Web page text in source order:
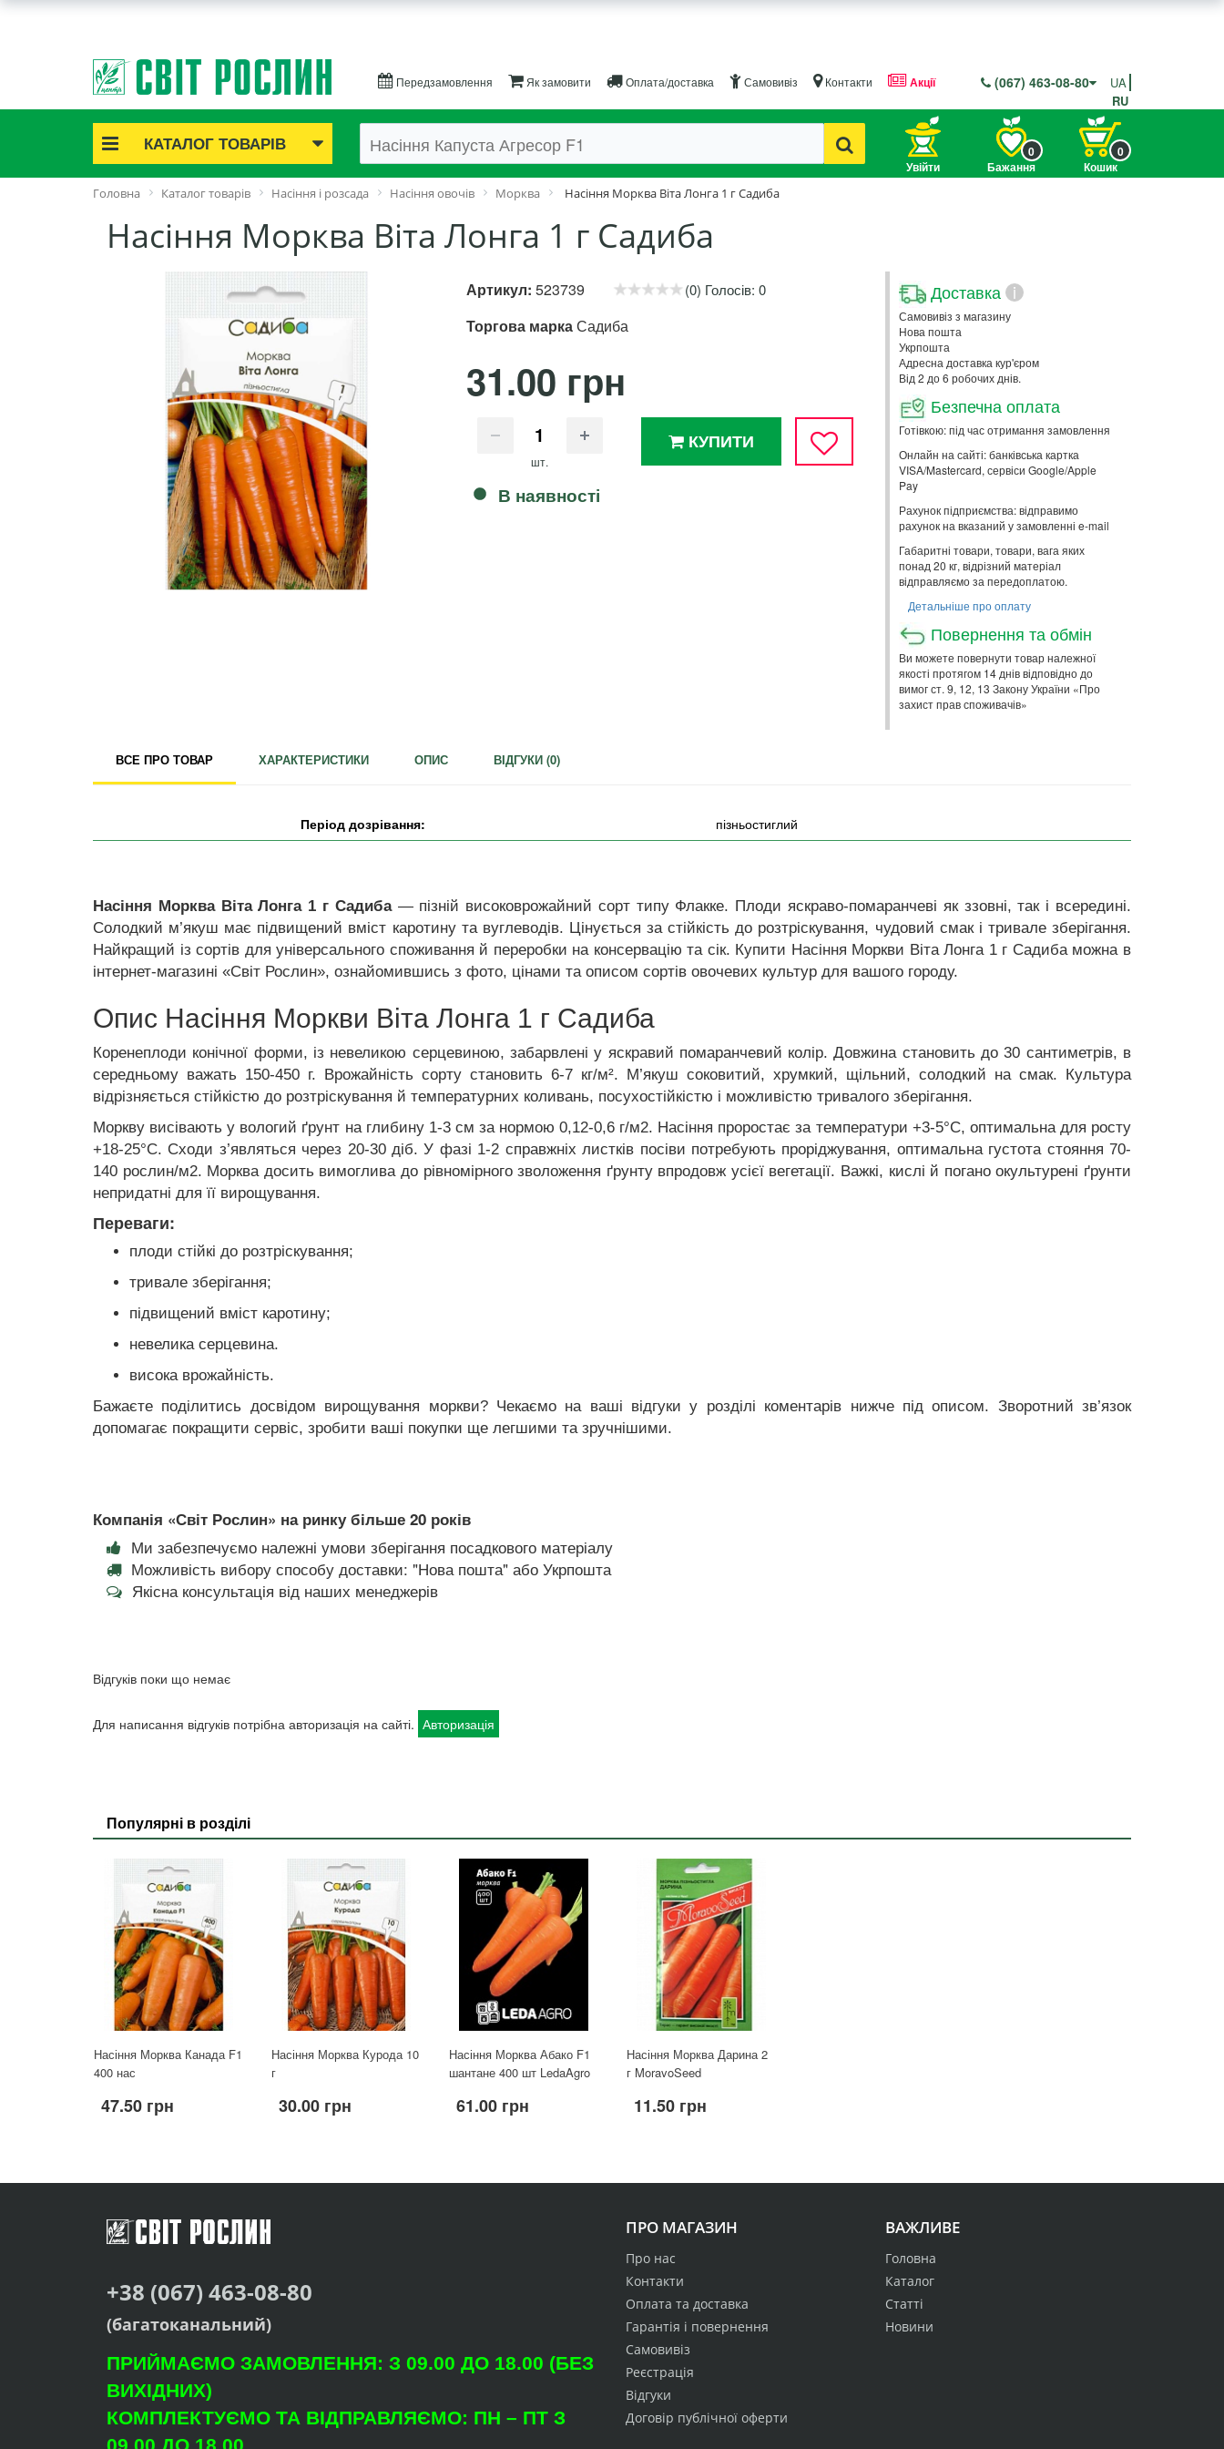
Передзамовлення Як замовити Оплата/доставка Самовивіз Контакти Акції (067) 463-08-80
UA
RU
КАТАЛОГ ТОВАРІВ
Акційні товари
Cаджанці троянд
Засоби захисту рослин
Добрива
Для кімнатних рослин
Для ландшафтного дизайну
Для поливу
Інструменти та інвентар
Виноробство
Бджільництво
Садові фігури
Увійти Бажання
0
Кошик
0
Головна Каталог товарів Насіння і розсада Насіння овочів Морква Насіння Морква Віта Лонга 1 г Садиба
Насіння Морква Віта Лонга 1 г Садиба
Артикул: 523739 (0) Голосів: 0
Торгова маркаСадиба
31.00 грн
шт.
КУПИТИ
В наявності
Доставка i
Самовивіз з магазину
Нова пошта
Укрпошта
Адресна доставка кур'єром
Від 2 до 6 робочих днів.
Безпечна оплата
Готівкою: під час отримання замовлення
Онлайн на сайті: банківська картка
VISA/Mastercard, сервіси Google/Apple
Pay
Рахунок підприємства: відправимо
рахунок на вказаний у замовленні e-mail
Габаритні товари, товари, вага яких
понад 20 кг, відрізний матеріал
відправляємо за передоплатою.
Детальніше про оплату
Повернення та обмін
Ви можете повернути товар належної
якості протягом 14 днів відповідно до
вимог ст. 9, 12, 13 Закону України «Про
захист прав споживачів»
ВСЕ ПРО ТОВАР ХАРАКТЕРИСТИКИ ОПИС ВІДГУКИ (0)
Період дозрівання: пізньостиглий
Насіння Морква Віта Лонга 1 г Садиба— пізній високоврожайний сорт типу Флакке. Плоди яскраво-помаранчеві як ззовні, так і всередині.
Солодкий м’якуш має підвищений вміст каротину та вуглеводів. Цінується за стійкість до розтріскування, чудовий смак і тривале зберігання.
Найкращий із сортів для універсального споживання й переробки на консервацію та сік. Купити Насіння Моркви Віта Лонга 1 г Садиба можна в
інтернет-магазині «Світ Рослин», ознайомившись з фото, цінами та описом сортів овочевих культур для вашого городу.
Опис Насіння Моркви Віта Лонга 1 г Садиба
Коренеплоди конічної форми, із невеликою серцевиною, забарвлені у яскравий помаранчевий колір. Довжина становить до 30 сантиметрів, в
середньому важать 150-450 г. Врожайність сорту становить 6-7 кг/м². М’якуш соковитий, хрумкий, щільний, солодкий на смак. Культура
відрізняється стійкістю до розтріскування й температурних коливань, посухостійкістю і можливістю тривалого зберігання.
Моркву висівають у вологий ґрунт на глибину 1-3 см за нормою 0,12-0,6 г/м2. Насіння проростає за температури +3-5°С, оптимальна для росту
+18-25°С. Сходи з’являться через 20-30 діб. У фазі 1-2 справжніх листків посіви потребують проріджування, оптимальна густота стояння 70-
140 рослин/м2. Морква досить вимоглива до рівномірного зволоження ґрунту впродовж усієї вегетації. Важкі, кислі й погано окультурені ґрунти
непридатні для її вирощування.
Переваги:
плоди стійкі до розтріскування;
тривале зберігання;
підвищений вміст каротину;
невелика серцевина.
висока врожайність.
Бажаєте поділитись досвідом вирощування моркви? Чекаємо на ваші відгуки у розділі коментарів нижче під описом. Зворотний зв’язок
допомагає покращити сервіс, зробити ваші покупки ще легшими та зручнішими.
Компанія «Світ Рослин» на ринку більше 20 років
Ми забезпечуємо належні умови зберігання посадкового матеріалу
Можливість вибору способу доставки: "Нова пошта" або Укрпошта
Якісна консультація від наших менеджерів
Відгуків поки що немає
Для написання відгуків потрібна авторизація на сайті. Авторизація
Популярні в розділі
Насіння Морква Канада F1
400 нас
47.50 грн
Насіння Морква Курода 10
г
30.00 грн
Насіння Морква Абако F1
шантане 400 шт LedaAgro
61.00 грн
Насіння Морква Дарина 2
г MoravoSeed
11.50 грн
ПРО МАГАЗИН
Про нас
Контакти
Оплата та доставка
Гарантія і повернення
Самовивіз
Реєстрація
Відгуки
Договір публічної оферти
ВАЖЛИВЕ
Головна
Каталог
Статті
Новини
+38 (067) 463-08-80
(багатоканальний)
ПРИЙМАЄМО ЗАМОВЛЕННЯ: З 09.00 ДО 18.00 (БЕЗ
ВИХІДНИХ)
КОМПЛЕКТУЄМО ТА ВІДПРАВЛЯЄМО: ПН – ПТ З